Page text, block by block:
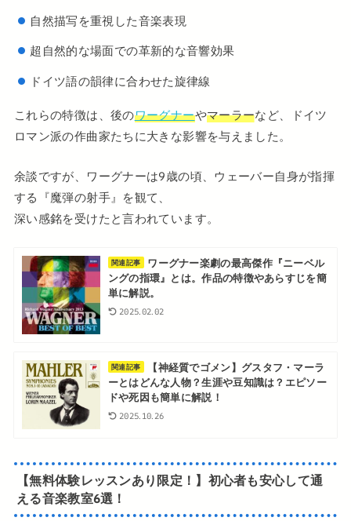
自然描写を重視した音楽表現
超自然的な場面での革新的な音響効果
ドイツ語の韻律に合わせた旋律線
これらの特徴は、後のワーグナーやマーラーなど、ドイツ
ロマン派の作曲家たちに大きな影響を与えました。
余談ですが、ワーグナーは9歳の頃、ウェーバー自身が指揮
する『魔弾の射手』を観て、
深い感銘を受けたと言われています。
関連記事
ワーグナー楽劇の最高傑作『ニーベル
ングの指環』とは。作品の特徴やあらすじを簡
単に解説。
2025.02.02
関連記事
【神経質でゴメン】グスタフ・マーラ
ーとはどんな人物？生涯や豆知識は？エピソー
ドや死因も簡単に解説！
2025.10.26
【無料体験レッスンあり限定！ 】 初心者も安心して通
える音楽教室6選 ！